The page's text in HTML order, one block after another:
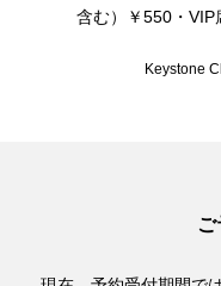
含む）￥550・VIP
Keystone